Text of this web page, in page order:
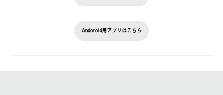
Andoroid用アプリはこちら